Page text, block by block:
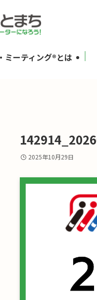
ミーティング®とは
2025年10月29日